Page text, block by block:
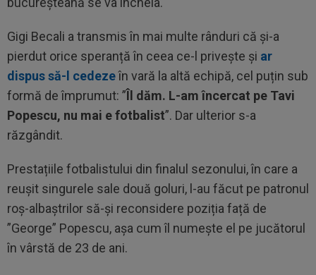
Gigi Becali a transmis în mai multe rânduri că și-a
pierdut orice speranță în ceea ce-l privește și ar
dispus să-l cedezeîn vară la altă echipă, cel puțin sub
formă de împrumut: ”Îl dăm. L-am încercat pe Tavi
Popescu, nu mai e fotbalist”. Dar ulterior s-a
răzgândit.
Prestațiile fotbalistului din finalul sezonului, în care a
reușit singurele sale două goluri, l-au făcut pe patronul
roș-albaștrilor să-și reconsidere poziția față de
”George” Popescu, așa cum îl numește el pe jucătorul
în vârstă de 23 de ani.